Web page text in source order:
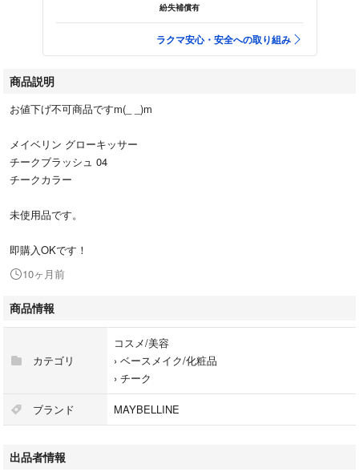
紛失補償有
ラクマ安心・安全への取り組み
商品説明
お値下げ不可商品ですm(_ _)m
メイベリン グローキッサー
チークブラッシュ 04
チークカラー
未使用品です。
即購入OKです！
10ヶ月前
商品情報
カテゴリ
コスメ/美容
› ベースメイク/化粧品
› チーク
ブランド MAYBELLINE
出品者情報